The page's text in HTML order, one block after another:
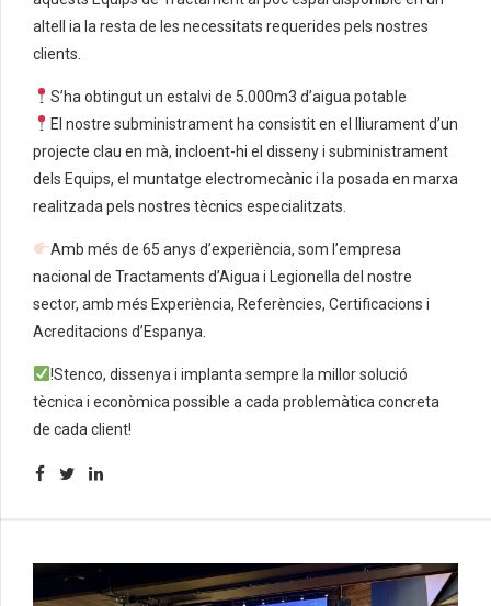
altell ia la resta de les necessitats requerides pels nostres
clients.
S’ha obtingut un estalvi de 5.000m3 d’aigua potable
El nostre subministrament ha consistit en el lliurament d’un
projecte clau en mà, incloent-hi el disseny i subministrament
dels Equips, el muntatge electromecànic i la posada en marxa
realitzada pels nostres tècnics especialitzats.
Amb més de 65 anys d’experiència, som l’empresa
nacional de Tractaments d’Aigua i Legionella del nostre
sector, amb més Experiència, Referències, Certificacions i
Acreditacions d’Espanya.
!Stenco, dissenya i implanta sempre la millor solució
tècnica i econòmica possible a cada problemàtica concreta
de cada client!